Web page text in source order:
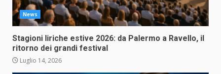
News
Stagioni liriche estive 2026: da Palermo a Ravello, il
ritorno dei grandi festival
Luglio 14, 2026